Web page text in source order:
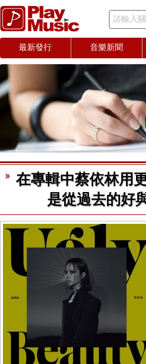
請輸入
最新發行 音樂新聞
在專輯中蔡依林用
是從過去的好